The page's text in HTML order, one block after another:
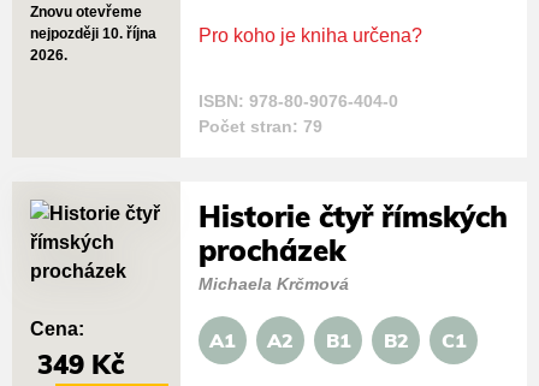
Pro koho je kniha určena?
ISBN: 978-80-9076-404-0
Počet stran: 79
Znovu otevřeme
nejpozději 10. října
2026.
Historie čtyř římských
procházek
Michaela Krčmová
A1 A2 B1 B2 C1
Cena:
349 Kč